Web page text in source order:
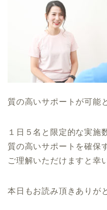
質の高いサポートが可能
１日５名と限定的な実施
質の高いサポートを確保
ご理解いただけますと幸
本日もお読み頂きありが